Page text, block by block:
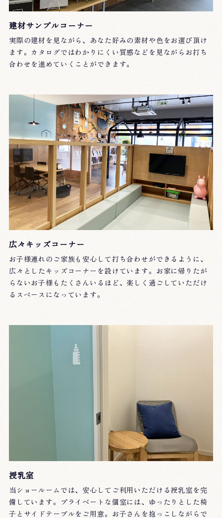
建材サンプルコーナー
実際の建材を見ながら、あなた好みの素材や色をお選び頂け
ます。カタログではわかりにくい質感などを見ながらお打ち
合わせを進めていくことができます。
広々キッズコーナー
お子様連れのご家族も安心して打ち合わせができるように、
広々としたキッズコーナーを設けています。お家に帰りたが
らないお子様もたくさんいるほど、楽しく過ごしていただけ
るスペースになっています。
授乳室
当ショールームでは、安心してご利用いただける授乳室を完
備しています。プライベートな個室には、ゆったりとした椅
子とサイドテーブルをご用意。お子さんを抱っこしながらで